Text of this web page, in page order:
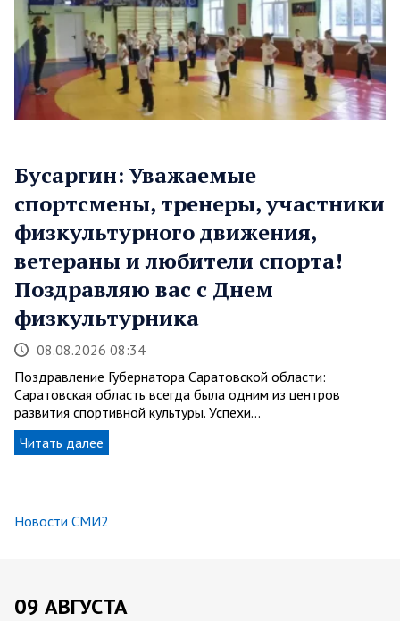
Бусаргин: Уважаемые
спортсмены, тренеры, участники
физкультурного движения,
ветераны и любители спорта!
Поздравляю вас с Днем
физкультурника
08.08.2026 08:34
Поздравление Губернатора Саратовской области:
Саратовская область всегда была одним из центров
развития спортивной культуры. Успехи…
Читать далее
Новости СМИ2
09 АВГУСТА